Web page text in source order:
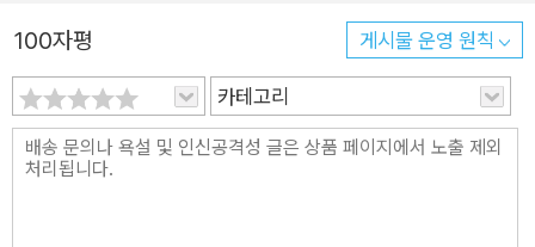
과 따뜻하고 유머러스한 시선, 그리고 자신의 꿈에 대한 철저한
믿음과 노력을 통해 그저 그런 황당무계한 이야기의 수준을 뛰어
넘는다. 작품마다 작품을 쓸 당시에 작가가 어떤 이야기로부터 영
감을 얻었는지, 작품의 중심 주제가 무엇인지 적은 후기가 딸려있
다. 작품을 좀 더 깊게 이해하고 싶은 독자, 특히 창작의 열망을
100자평 게시물 운영 원칙
카테고리